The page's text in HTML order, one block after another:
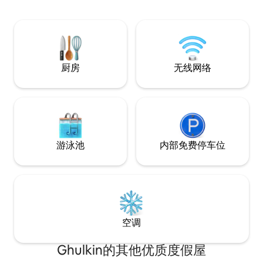
厨房 无线网络
游泳池 内部免费停车位
空调
Ghulkin的其他优质度假屋